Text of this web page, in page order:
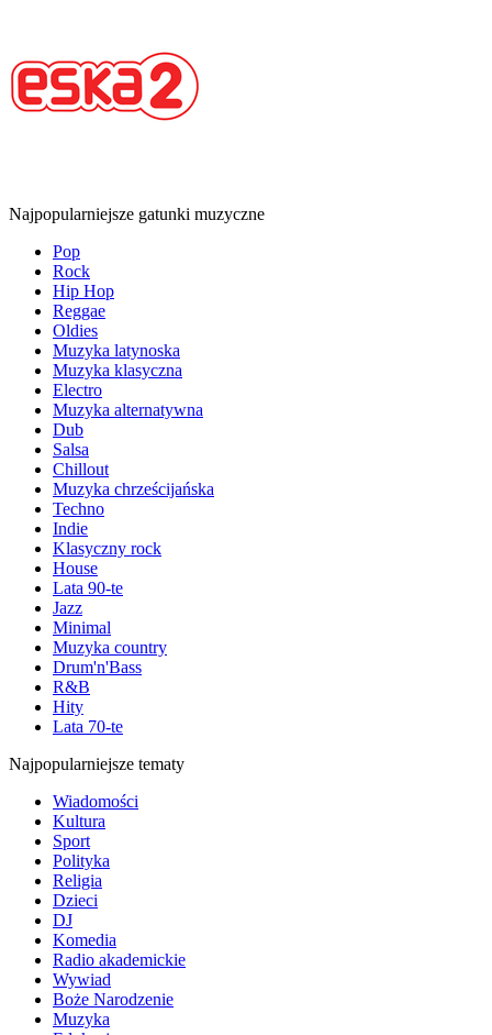
Najpopularniejsze gatunki muzyczne
Pop
Rock
Hip Hop
Reggae
Oldies
Muzyka latynoska
Muzyka klasyczna
Electro
Muzyka alternatywna
Dub
Salsa
Chillout
Muzyka chrześcijańska
Techno
Indie
Klasyczny rock
House
Lata 90-te
Jazz
Minimal
Muzyka country
Drum'n'Bass
R&B
Hity
Lata 70-te
Najpopularniejsze tematy
Wiadomości
Kultura
Sport
Polityka
Religia
Dzieci
DJ
Komedia
Radio akademickie
Wywiad
Boże Narodzenie
Muzyka